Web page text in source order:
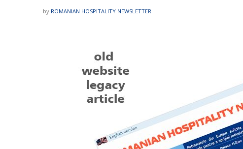
by ROMANIAN HOSPITALITY NEWSLETTER